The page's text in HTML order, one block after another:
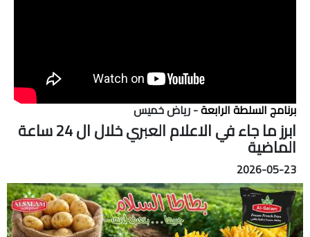
برنامج السلطة الرابعة- رياض خميس
ابرز ما جاء في الاعلام العبري خلال ال 24 ساعة
الماضية
2026-05-23